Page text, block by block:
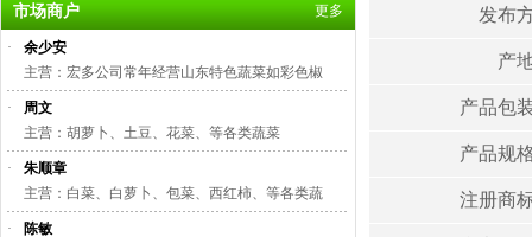
市场商户 更多
·
余少安
主营：宏多公司常年经营山东特色蔬菜如彩色椒
·
周文
主营：胡萝卜、土豆、花菜、等各类蔬菜
·
朱顺章
主营：白菜、白萝卜、包菜、西红柿、等各类蔬
·
陈敏
发布
产
产品包
产品规
注册商